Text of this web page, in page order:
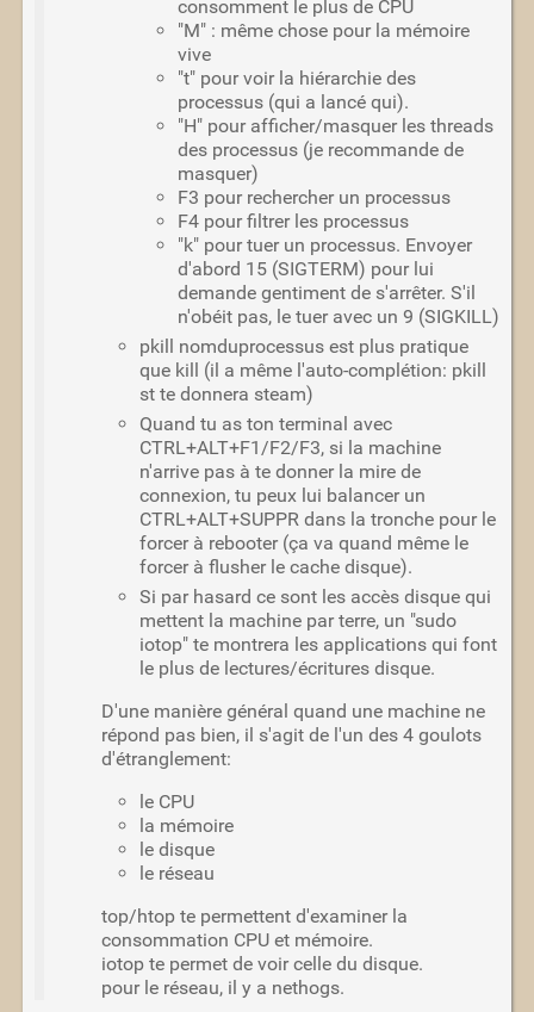
consomment le plus de CPU
"M" : même chose pour la mémoire
vive
"t" pour voir la hiérarchie des
processus (qui a lancé qui).
"H" pour afficher/masquer les threads
des processus (je recommande de
masquer)
F3 pour rechercher un processus
F4 pour filtrer les processus
"k" pour tuer un processus. Envoyer
d'abord 15 (SIGTERM) pour lui
demande gentiment de s'arrêter. S'il
n'obéit pas, le tuer avec un 9 (SIGKILL)
pkill nomduprocessus est plus pratique
que kill (il a même l'auto-complétion: pkill
stte donnera steam)
Quand tu as ton terminal avec
CTRL+ALT+F1/F2/F3, si la machine
n'arrive pas à te donner la mire de
connexion, tu peux lui balancer un
CTRL+ALT+SUPPR dans la tronche pour le
forcer à rebooter (ça va quand même le
forcer à flusher le cache disque).
Si par hasard ce sont les accès disque qui
mettent la machine par terre, un "sudo
iotop" te montrera les applications qui font
le plus de lectures/écritures disque.
D'une manière général quand une machine ne
répond pas bien, il s'agit de l'un des 4 goulots
d'étranglement:
le CPU
la mémoire
le disque
le réseau
top/htop te permettent d'examiner la
consommation CPU et mémoire.
iotop te permet de voir celle du disque.
pour le réseau, il y a nethogs.